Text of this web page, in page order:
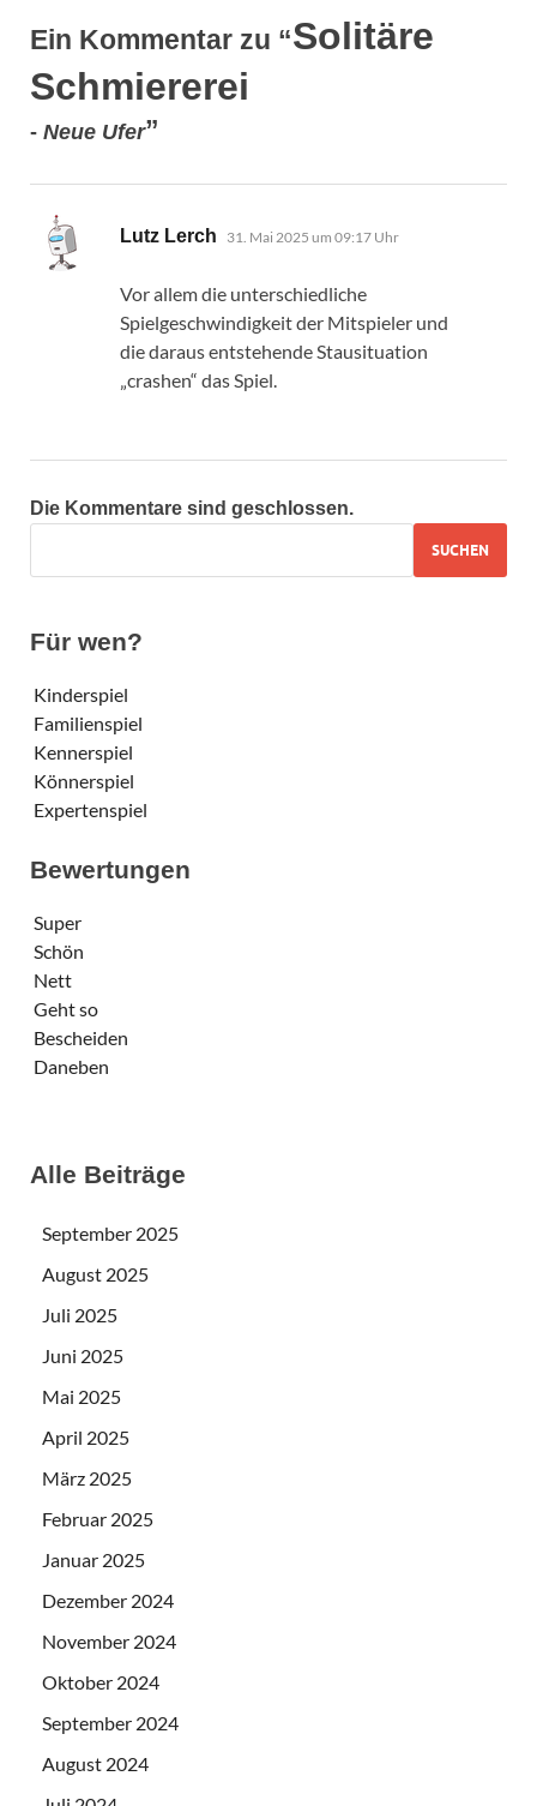
Ein Kommentar zu “Solitäre
Schmiererei
- Neue Ufer”
Lutz Lerch sagt:
31. Mai 2025 um 09:17 Uhr
Vor allem die unterschiedliche
Spielgeschwindigkeit der Mitspieler und
die daraus entstehende Stausituation
„crashen“ das Spiel.
Die Kommentare sind geschlossen.
SUCHEN
Für wen?
Kinderspiel
Familienspiel
Kennerspiel
Könnerspiel
Expertenspiel
Bewertungen
Super
Schön
Nett
Geht so
Bescheiden
Daneben
Alle Beiträge
September 2025
August 2025
Juli 2025
Juni 2025
Mai 2025
April 2025
März 2025
Februar 2025
Januar 2025
Dezember 2024
November 2024
Oktober 2024
September 2024
August 2024